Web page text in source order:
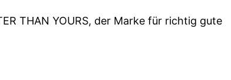
THAN YOURS, der Marke für richtig gute